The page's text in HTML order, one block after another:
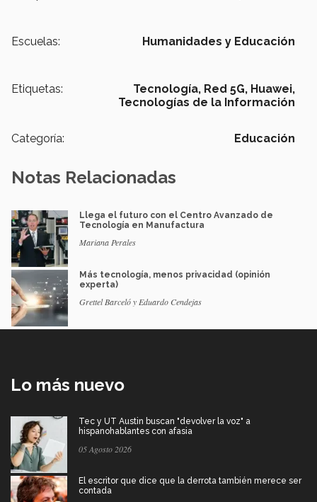
Escuelas: Humanidades y Educación
Etiquetas: Tecnología, Red 5G, Huawei,
Tecnologías de la Información
Categoría: Educación
Notas Relacionadas
Llega el futuro con el Centro Avanzado de
Tecnología en Manufactura
Mariana Perales
Más tecnología, menos privacidad (opinión
experta)
Grettel Barceló y Eduardo Cendejas
Lo más nuevo
Tec y UT Austin buscan "devolver la voz" a
hispanohablantes con afasia
05 Agosto 2026
El escritor que dice que la derrota también merece ser
contada